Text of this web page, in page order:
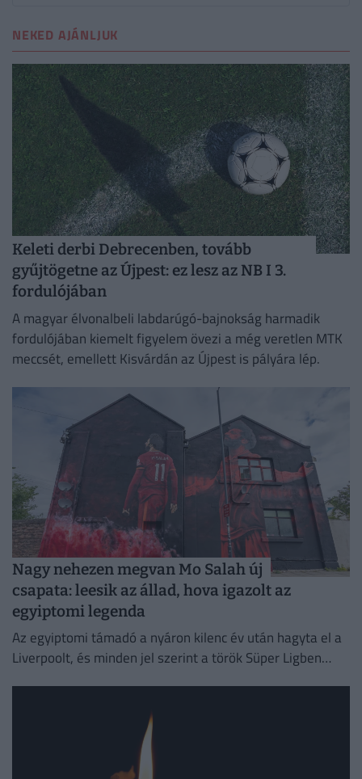
NEKED AJÁNLJUK
Keleti derbi Debrecenben, tovább
gyűjtögetne az Újpest: ez lesz az NB I 3.
fordulójában
A magyar élvonalbeli labdarúgó-bajnokság harmadik
fordulójában kiemelt figyelem övezi a még veretlen MTK
meccsét, emellett Kisvárdán az Újpest is pályára lép.
Nagy nehezen megvan Mo Salah új
csapata: leesik az állad, hova igazolt az
egyiptomi legenda
Az egyiptomi támadó a nyáron kilenc év után hagyta el a
Liverpoolt, és minden jel szerint a török Süper Ligben